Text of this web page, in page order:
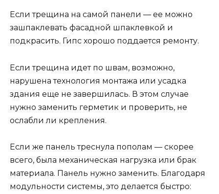
Если трещина на самой панели — ее можно
зашпаклевать фасадной шпаклевкой и
подкрасить. Гипс хорошо поддается ремонту.
Если трещина идет по швам, возможно,
нарушена технология монтажа или усадка
здания еще не завершилась. В этом случае
нужно заменить герметик и проверить, не
ослабли ли крепления.
Если же панель треснула пополам — скорее
всего, была механическая нагрузка или брак
материала. Панель нужно заменить. Благодаря
модульности системы, это делается быстро: